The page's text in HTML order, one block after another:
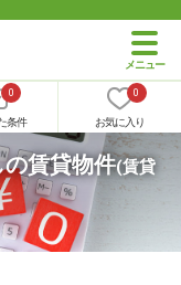
0
条件
0
お気に入り
賃貸物件(賃貸